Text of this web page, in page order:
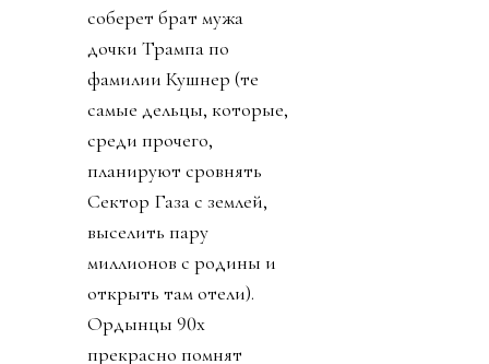
соберет брат мужа
дочки Трампа по
фамилии Кушнер (те
самые дельцы, которые,
среди прочего,
планируют сровнять
Сектор Газа с землей,
выселить пару
миллионов с родины и
открыть там отели).
Ордынцы 90х
прекрасно помнят